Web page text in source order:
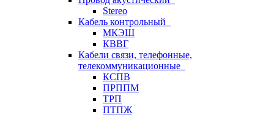
Stereo
Кабель контрольный
МКЭШ
КВВГ
Кабели связи, телефонные,
телекоммуникационные
КСПВ
ПРППМ
ТРП
ПТПЖ